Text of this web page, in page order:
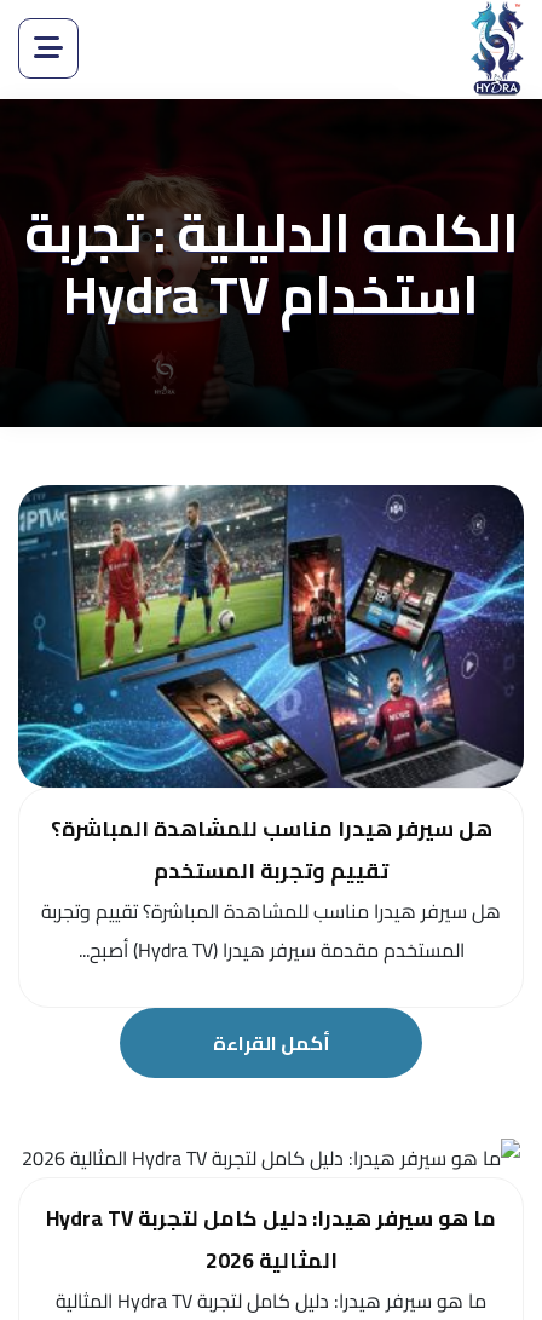
الكلمه الدليلية : تجربة
استخدام Hydra TV
هل سيرفر هيدرا مناسب للمشاهدة المباشرة؟
تقييم وتجربة المستخدم
هل سيرفر هيدرا مناسب للمشاهدة المباشرة؟ تقييم وتجربة
المستخدم مقدمة سيرفر هيدرا (Hydra TV) أصبح...
أكمل القراءة
ما هو سيرفر هيدرا: دليل كامل لتجربة Hydra TV
المثالية 2026
ما هو سيرفر هيدرا: دليل كامل لتجربة Hydra TV المثالية